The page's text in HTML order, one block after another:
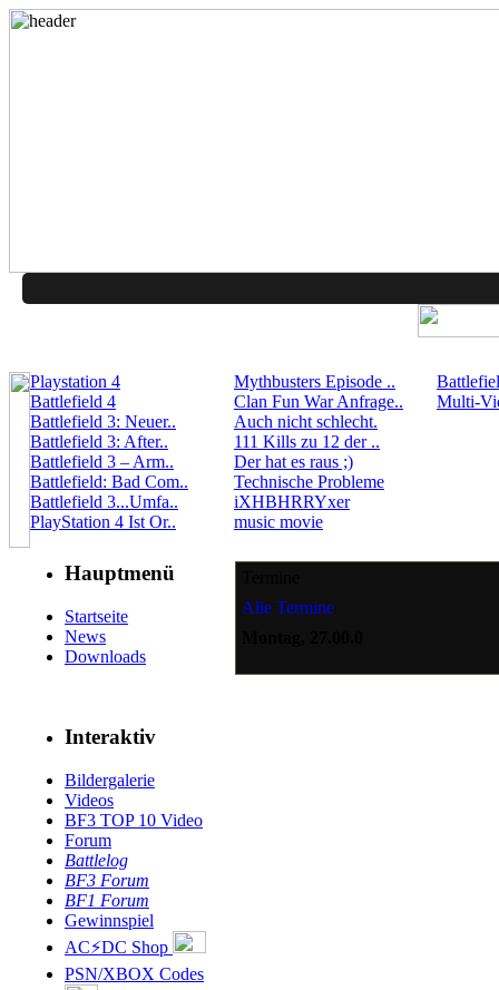
Playstation 4
Battlefield 4
Battlefield 3: Neuer..
Battlefield 3: After..
Battlefield 3 – Arm..
Battlefield: Bad Com..
Battlefield 3...Umfa..
PlayStation 4 Ist Or..
Mythbusters Episode ..
Clan Fun War Anfrage..
Auch nicht schlecht.
111 Kills zu 12 der ..
Der hat es raus ;)
Technische Probleme
iXHBHRRYxer
music movie
Multi-
Hauptmenü
Startseite
News
Downloads
Interaktiv
Bildergalerie
Videos
BF3 TOP 10 Video
Forum
Battlelog
BF3 Forum
BF1 Forum
Gewinnspiel
AC⚡DC Shop
PSN/XBOX Codes
Alle Termine